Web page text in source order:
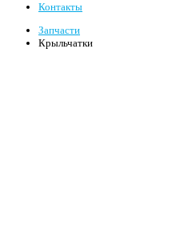
Контакты
Запчасти
Крыльчатки